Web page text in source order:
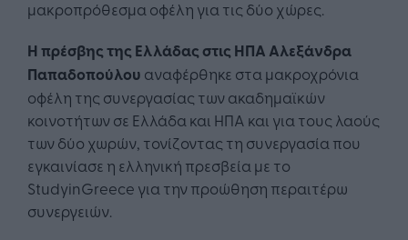
μακροπρόθεσμα οφέλη για τις δύο χώρες.
Η πρέσβης της Ελλάδας στις ΗΠΑ Αλεξάνδρα
Παπαδοπούλου αναφέρθηκε στα μακροχρόνια
οφέλη της συνεργασίας των ακαδημαϊκών
κοινοτήτων σε Ελλάδα και ΗΠΑ και για τους λαούς
των δύο χωρών, τονίζοντας τη συνεργασία που
εγκαινίασε η ελληνική πρεσβεία με το
StudyinGreece για την προώθηση περαιτέρω
συνεργειών.